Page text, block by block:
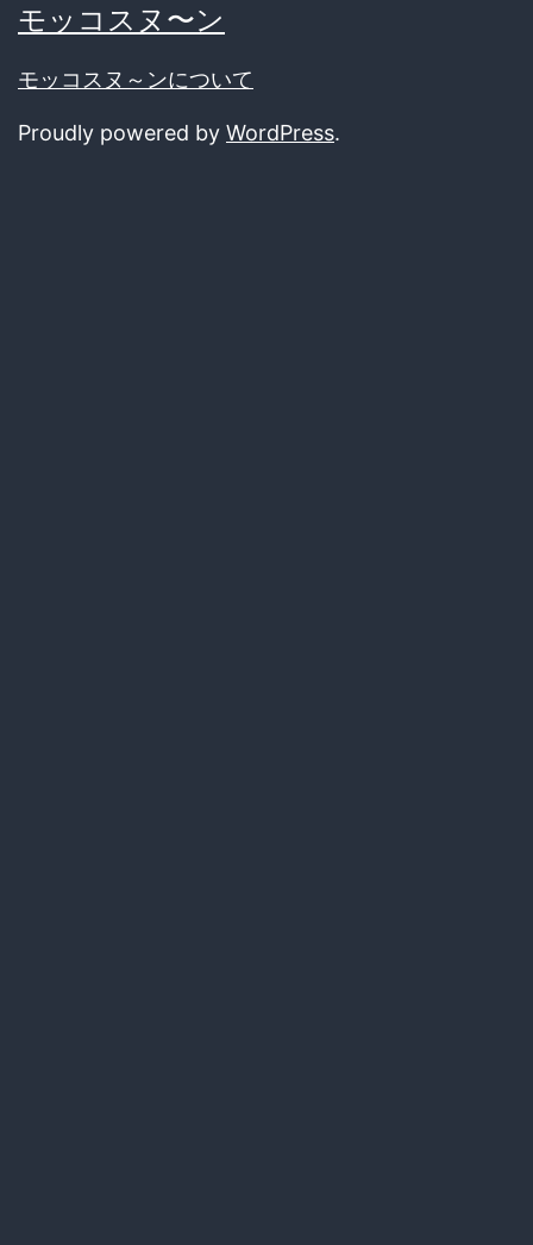
モッコスヌ〜ン
モッコスヌ～ンについて
Proudly powered by WordPress.